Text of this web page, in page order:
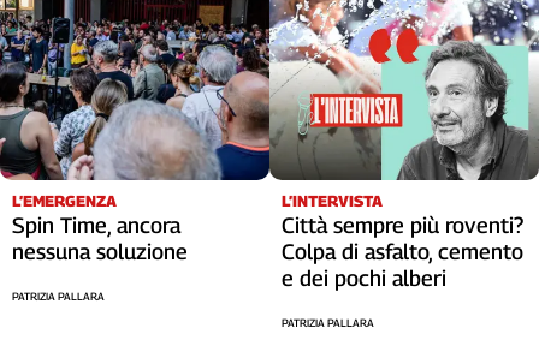
L’EMERGENZA
Spin Time, ancora
nessuna soluzione
PATRIZIA PALLARA
L’INTERVISTA
Città sempre più roventi?
Colpa di asfalto, cemento
e dei pochi alberi
PATRIZIA PALLARA